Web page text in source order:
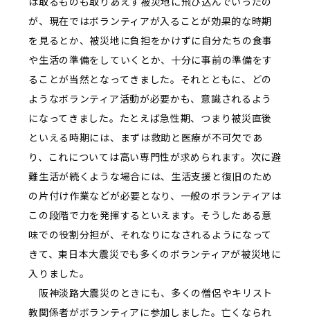
が、現在ではボランティアが入ることが効果的な時期
を見るとか、被災地に負担をかけずに自分たちの食事
や生活の準備をしていくとか、十分に事前の準備をす
ることが当然となってきました。それとともに、どの
ようなボランティア活動が必要かも、意識されるよう
になってきました。たとえば急性期、つまり被災直後
といえる時期には、まずは救助と医療が不可欠であ
り、これについては高い専門性が求められます。次に避
難生活が続くような場合には、生活支援と復旧のため
の片付け作業などが必要となり、一般のボランティアは
この段階で力を発揮するといえます。そうしたある意
味での役割分担が、それなりになされるようになって
きて、東日本大震災でも多くのボランティアが被災地に
入りました。
阪神淡路大震災のときにも、多くの僧侶やキリスト
教関係者がボランティアに参加しました。亡くなられ